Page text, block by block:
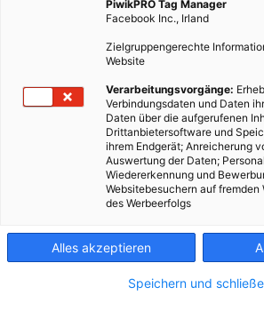
PiwikPRO Tag Manager
Facebook Inc., Irland
Zielgruppengerechte
Website
Verarbeitungsvorgänge:
Verbindungsdaten und Daten
Daten über die aufgerufenen
Drittanbietersoftware und
ihrem Endgerät; Anreicherung
Auswertung der Daten;
Wiedererkennung und
Websitebesuchern auf fremden
des Werbeerfolgs
Alles akzeptieren
Speichern und